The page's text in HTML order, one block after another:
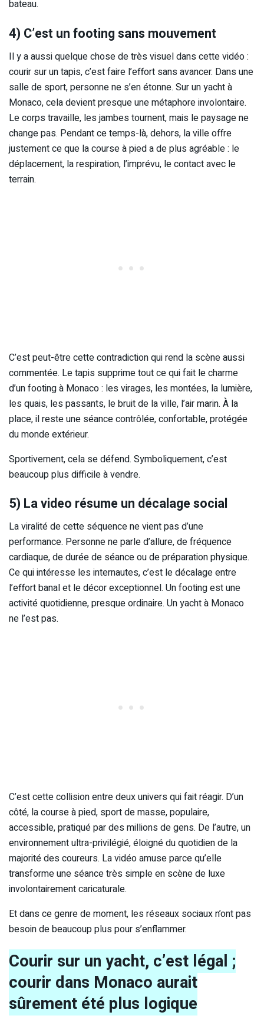
bateau.
4) C’est un footing sans mouvement
Il y a aussi quelque chose de très visuel dans cette vidéo :
courir sur un tapis, c’est faire l’effort sans avancer. Dans une
salle de sport, personne ne s’en étonne. Sur un yacht à
Monaco, cela devient presque une métaphore involontaire.
Le corps travaille, les jambes tournent, mais le paysage ne
change pas. Pendant ce temps-là, dehors, la ville offre
justement ce que la course à pied a de plus agréable : le
déplacement, la respiration, l’imprévu, le contact avec le
terrain.
C’est peut-être cette contradiction qui rend la scène aussi
commentée. Le tapis supprime tout ce qui fait le charme
d’un footing à Monaco : les virages, les montées, la lumière,
les quais, les passants, le bruit de la ville, l’air marin. À la
place, il reste une séance contrôlée, confortable, protégée
du monde extérieur.
Sportivement, cela se défend. Symboliquement, c’est
beaucoup plus difficile à vendre.
5) La video résume un décalage social
La viralité de cette séquence ne vient pas d’une
performance. Personne ne parle d’allure, de fréquence
cardiaque, de durée de séance ou de préparation physique.
Ce qui intéresse les internautes, c’est le décalage entre
l’effort banal et le décor exceptionnel. Un footing est une
activité quotidienne, presque ordinaire. Un yacht à Monaco
ne l’est pas.
C’est cette collision entre deux univers qui fait réagir. D’un
côté, la course à pied, sport de masse, populaire,
accessible, pratiqué par des millions de gens. De l’autre, un
environnement ultra-privilégié, éloigné du quotidien de la
majorité des coureurs. La vidéo amuse parce qu’elle
transforme une séance très simple en scène de luxe
involontairement caricaturale.
Et dans ce genre de moment, les réseaux sociaux n’ont pas
besoin de beaucoup plus pour s’enflammer.
Courir sur un yacht, c’est légal ;
courir dans Monaco aurait
sûrement été plus logique